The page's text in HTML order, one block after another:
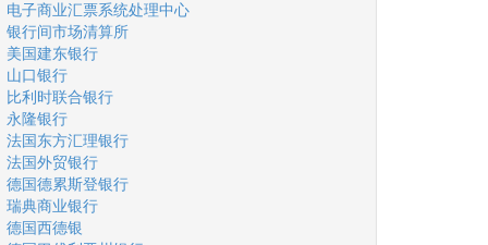
电子商业汇票系统处理中心
银行间市场清算所
美国建东银行
山口银行
比利时联合银行
永隆银行
法国东方汇理银行
法国外贸银行
德国德累斯登银行
瑞典商业银行
德国西德银